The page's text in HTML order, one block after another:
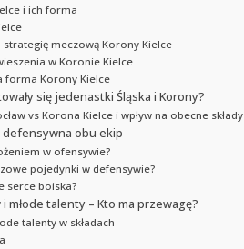
i ich forma
strategię meczową Korony Kielce
w Koronie Kielce
forma Korony Kielce
się jedenastki Śląska i Korony?
vs Korona Kielce i wpływ na obecne składy
defensywna obu ekip
w ofensywie?
pojedynki w defensywie?
serce boiska?
młode talenty – Kto ma przewagę?
talenty w składach